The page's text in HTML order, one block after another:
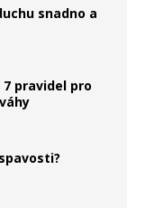
snadno a
pravidel pro